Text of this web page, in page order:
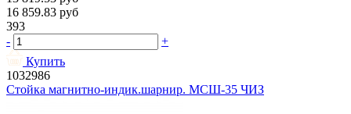
16 859.83 руб
393
-
+
Купить
1032986
Стойка магнитно-индик.шарнир. МСШ-35 ЧИЗ